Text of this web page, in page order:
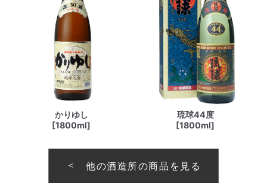
かりゆし
[1800ml]
琉球44度
[1800ml]
他の酒造所の商品を見る